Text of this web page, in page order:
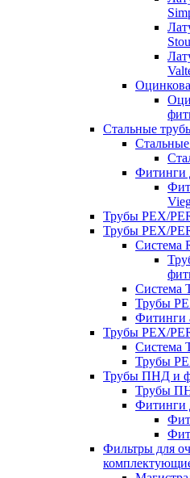
Стальные
Фитинги
Трубы PEX/
Трубы PEX/
Система
Система
Трубы
Фитинги
Трубы PEX/
Система
Трубы
Трубы ПНД и
Трубы
Фитинги
Фильтры для